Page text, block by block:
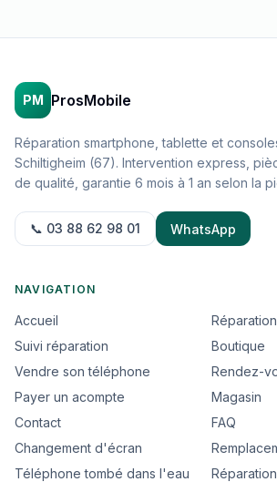
PM ProsMobile
Réparation smartphone, tablette et
Schiltigheim (67). Intervention express,
de qualité, garantie 6 mois à 1 an selon la
📞 03 88 62 98 01 WhatsApp
NAVIGATION
Accueil
Suivi réparation
Boutique
Vendre son téléphone
Rendez-
Payer un acompte
Magasin
Contact
FAQ
Changement d'écran
Téléphone tombé dans l'eau